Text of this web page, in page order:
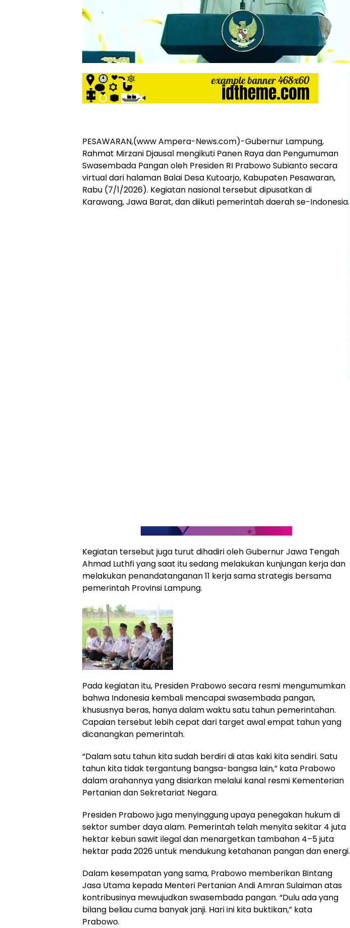
siber
lebih
eksklusif,
bergaya
trendi,
mengandung
unsur
edukasi,
gaya
hidup,
SARA,
narkoba
dan
berita
asusila
Media
PESAWARAN,(www Ampera-News.com)-Gubernur Lampung,
Rahmat Mirzani Djausal mengikuti Panen Raya dan Pengumuman
Swasembada Pangan oleh Presiden RI Prabowo Subianto secara
virtual dari halaman Balai Desa Kutoarjo, Kabupaten Pesawaran,
Rabu (7/1/2026). Kegiatan nasional tersebut dipusatkan di
Karawang, Jawa Barat, dan diikuti pemerintah daerah se-Indonesia.
Kegiatan tersebut juga turut dihadiri oleh Gubernur Jawa Tengah
Ahmad Luthfi yang saat itu sedang melakukan kunjungan kerja dan
melakukan penandatanganan 11 kerja sama strategis bersama
pemerintah Provinsi Lampung.
Pada kegiatan itu, Presiden Prabowo secara resmi mengumumkan
bahwa Indonesia kembali mencapai swasembada pangan,
khususnya beras, hanya dalam waktu satu tahun pemerintahan.
Capaian tersebut lebih cepat dari target awal empat tahun yang
dicanangkan pemerintah.
“Dalam satu tahun kita sudah berdiri di atas kaki kita sendiri. Satu
tahun kita tidak tergantung bangsa-bangsa lain,” kata Prabowo
dalam arahannya yang disiarkan melalui kanal resmi Kementerian
Pertanian dan Sekretariat Negara.
Presiden Prabowo juga menyinggung upaya penegakan hukum di
sektor sumber daya alam. Pemerintah telah menyita sekitar 4 juta
hektar kebun sawit ilegal dan menargetkan tambahan 4–5 juta
hektar pada 2026 untuk mendukung ketahanan pangan dan energi.
Dalam kesempatan yang sama, Prabowo memberikan Bintang
Jasa Utama kepada Menteri Pertanian Andi Amran Sulaiman atas
kontribusinya mewujudkan swasembada pangan. “Dulu ada yang
bilang beliau cuma banyak janji. Hari ini kita buktikan,” kata
Prabowo.